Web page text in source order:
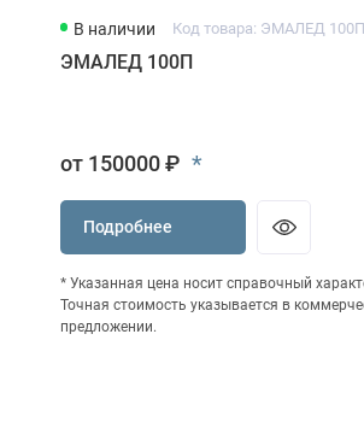
В наличии Код товара: ЭМАЛЕД 100П
ЭМАЛЕД 100П
от 150000 ₽ *
Подробнее
* Указанная цена носит справочный
Точная стоимость указывается в
предложении.